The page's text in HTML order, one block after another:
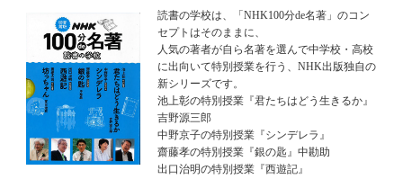
読書の学校は、「NHK100分de名著」のコン
セプトはそのままに、
人気の著者が自ら名著を選んで中学校・高校
に出向いて特別授業を行う、NHK出版独自の
新シリーズです。
池上彰の特別授業『君たちはどう生きるか』
吉野源三郎
中野京子の特別授業『シンデレラ』
齋藤孝の特別授業『銀の匙』中勘助
出口治明の特別授業『西遊記』